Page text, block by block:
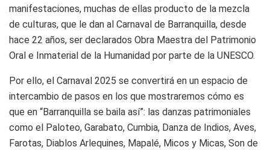
manifestaciones, muchas de ellas producto de la mezcla
de culturas, que le dan al Carnaval de Barranquilla, desde
hace 22 años, ser declarados Obra Maestra del Patrimonio
Oral e Inmaterial de la Humanidad por parte de la UNESCO.
Por ello, el Carnaval 2025 se convertirá en un espacio de
intercambio de pasos en los que mostraremos cómo es
que en “Barranquilla se baila así”: las danzas patrimoniales
como el Paloteo, Garabato, Cumbia, Danza de Indios, Aves,
Farotas, Diablos Arlequines, Mapalé, Micos y Micas, Son de